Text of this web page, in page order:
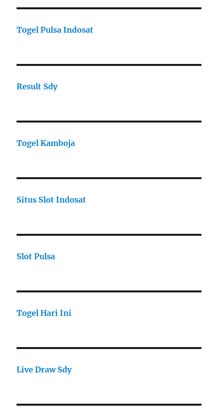
Togel Pulsa Indosat
Result Sdy
Togel Kamboja
Situs Slot Indosat
Slot Pulsa
Togel Hari Ini
Live Draw Sdy